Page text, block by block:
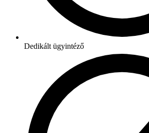
Dedikált ügyintéző